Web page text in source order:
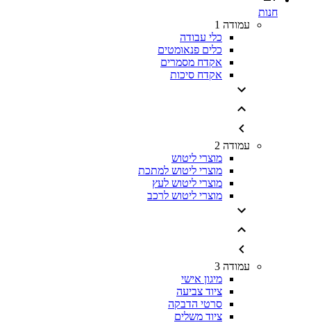
חנות
עמודה 1
כלי עבודה
כלים פנאומטים
אקדח מסמרים
אקדח סיכות
עמודה 2
מוצרי ליטוש
מוצרי ליטוש למתכת
מוצרי ליטוש לעץ
מוצרי ליטוש לרכב
עמודה 3
מיגון אישי
ציוד צביעה
סרטי הדבקה
ציוד משלים